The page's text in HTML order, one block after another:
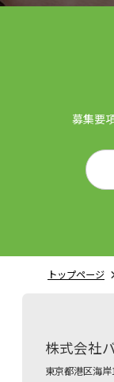
募集要
トップページ
株式会社
東京都港区海